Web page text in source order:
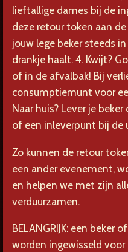
lieftallige dames bij de
deze retour token aan de
jouw lege beker steeds
drankje haalt.4. Kwijt?
of in de afvalbak! Bij
consumptiemunt voor
Naar huis? Lever je
of een inleverpunt bij de
Zo kunnen de retour
een ander evenement,
en helpen we met zijn
verduurzamen.
BELANGRIJK: een beker
worden ingewisseld voor